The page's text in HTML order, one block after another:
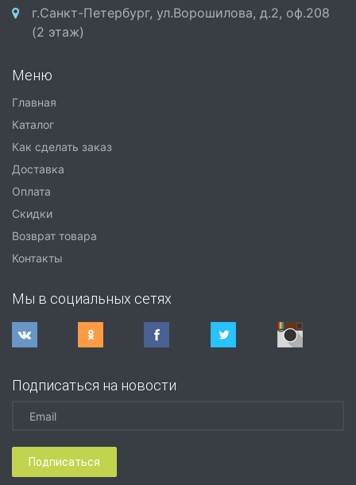
г.Санкт-Петербург, ул.Ворошилова, д.2, оф.208
(2 этаж)
Меню
Главная
Каталог
Как сделать заказ
Доставка
Оплата
Скидки
Возврат товара
Контакты
Мы в социальных сетях
Подписаться на новости
Подписаться